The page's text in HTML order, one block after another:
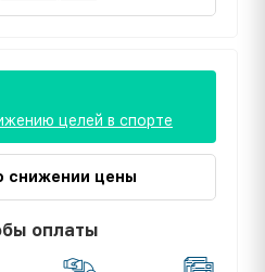
целей в спорте
снижении цены
оплаты